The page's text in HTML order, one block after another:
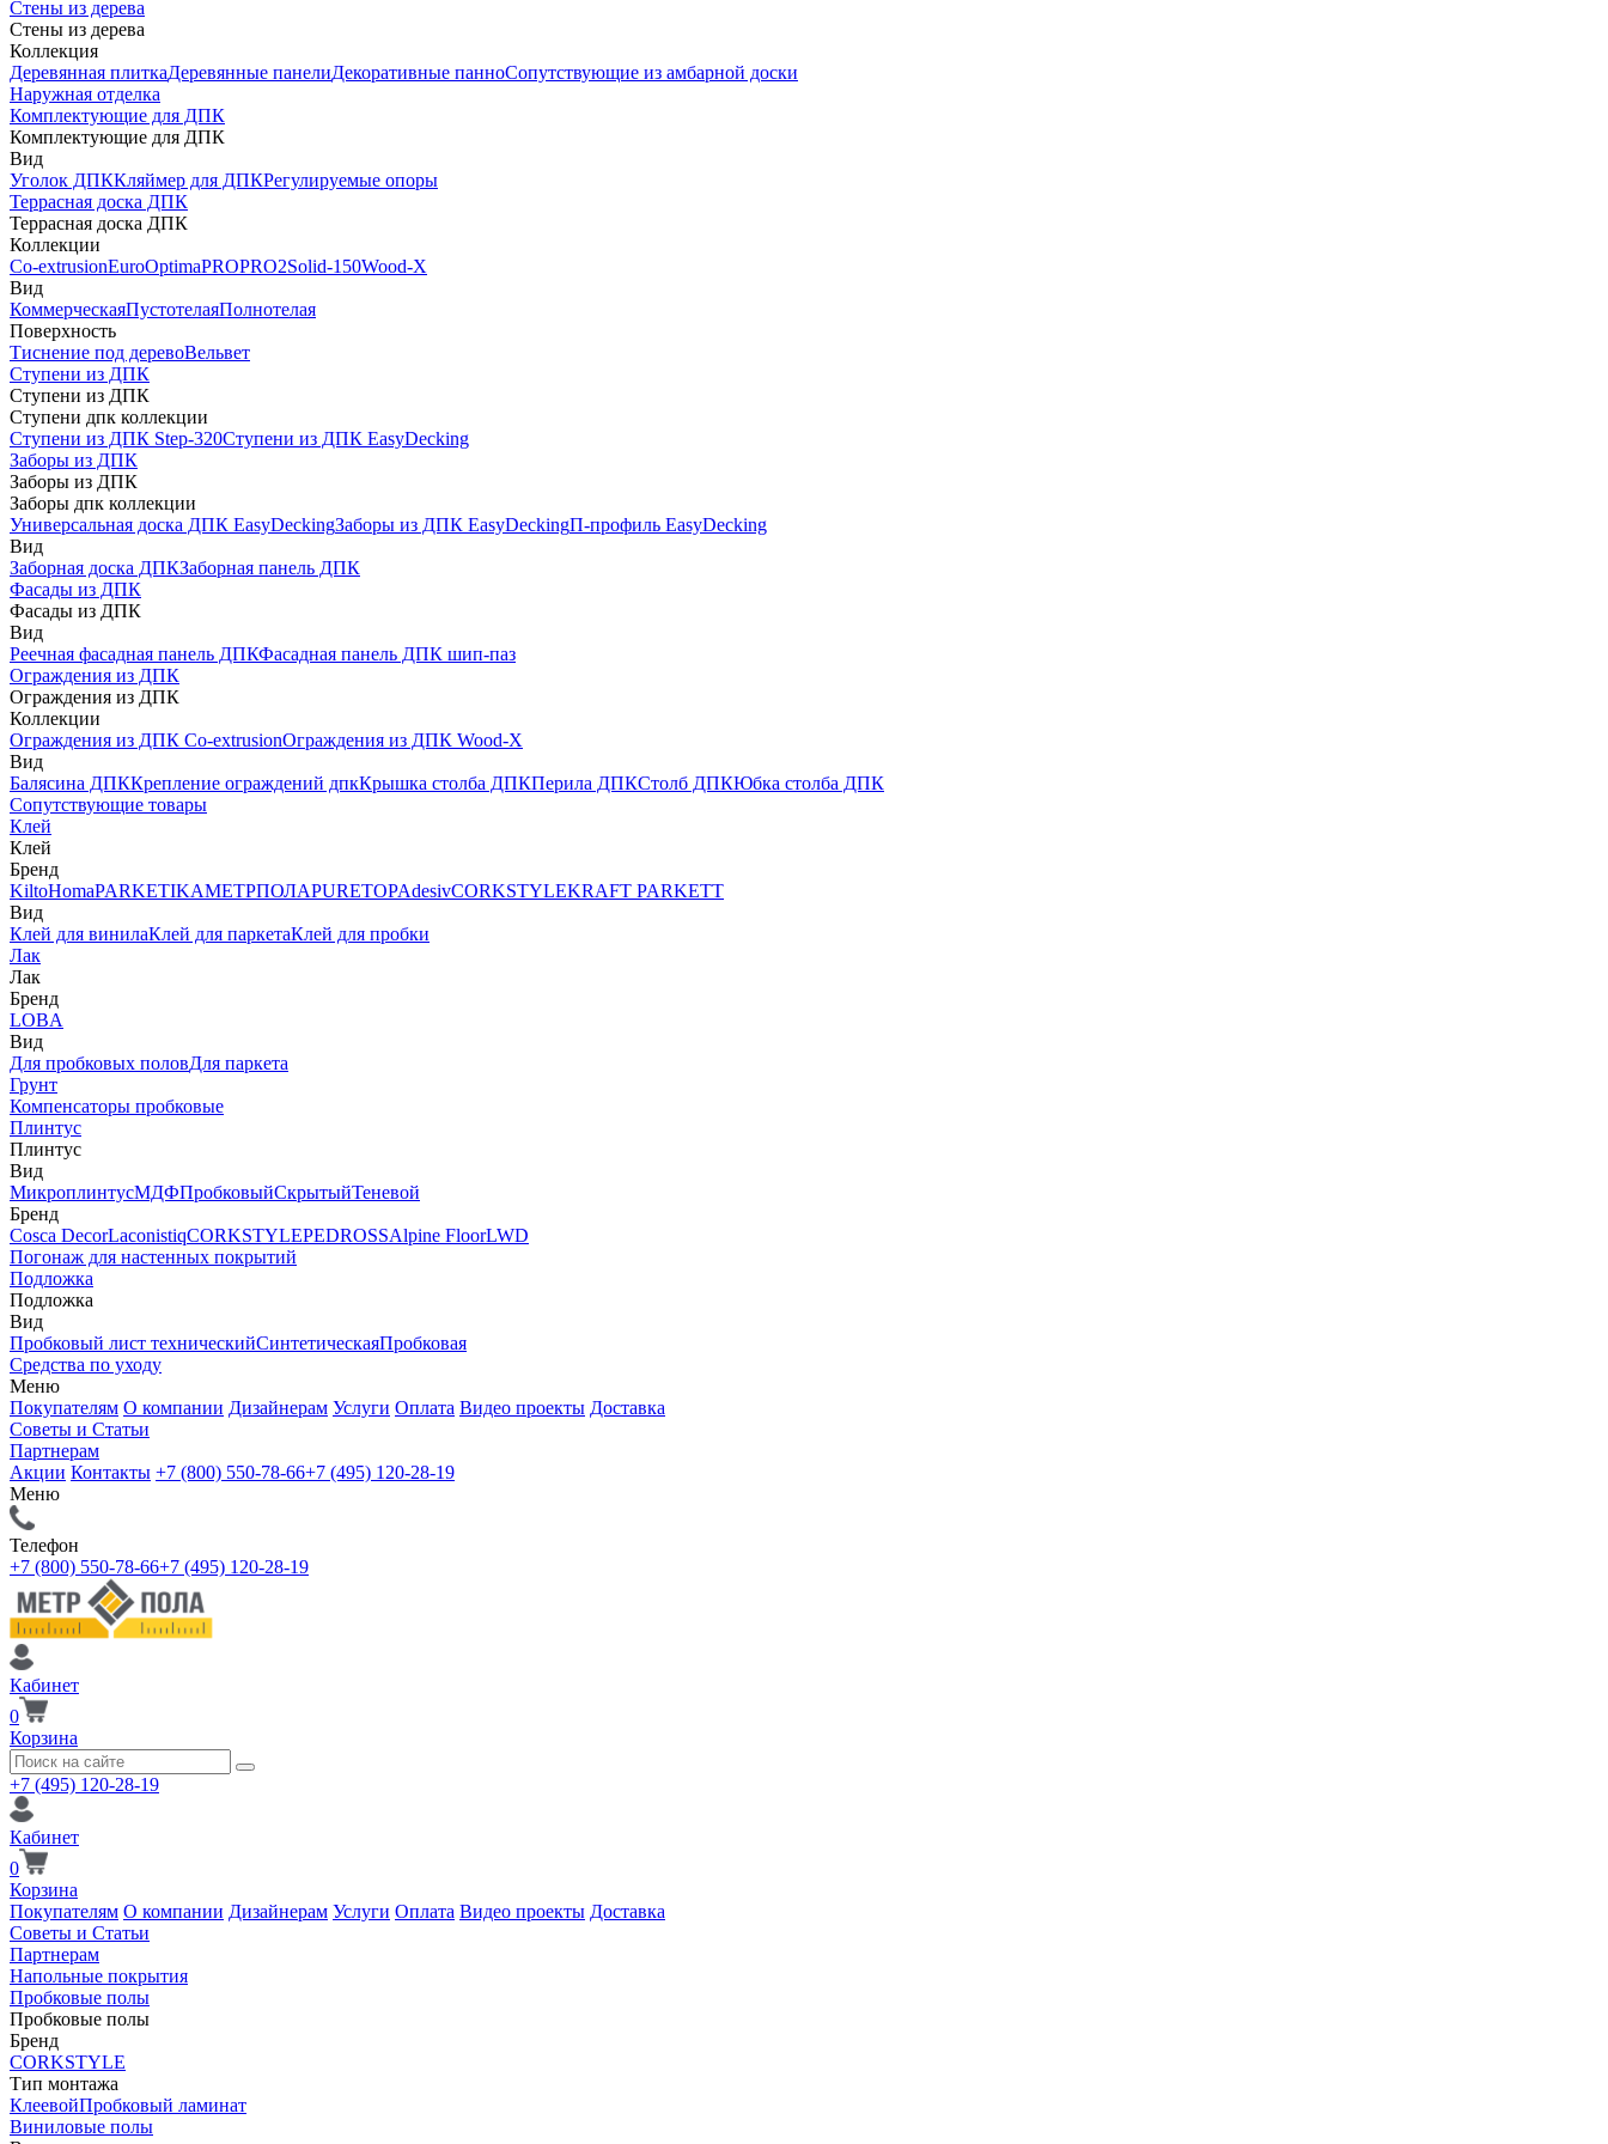
Стены из дерева
Стены из дерева
Коллекция
Деревянная плиткаДеревянные панелиДекоративные панноСопутствующие из амбарной доски
Наружная отделка
Комплектующие для ДПК
Комплектующие для ДПК
Вид
Уголок ДПККляймер для ДПКРегулируемые опоры
Террасная доска ДПК
Террасная доска ДПК
Коллекции
Co-extrusionEuroOptimaPROPRO2Solid-150Wood-X
Вид
КоммерческаяПустотелаяПолнотелая
Поверхность
Тиснение под деревоВельвет
Ступени из ДПК
Ступени из ДПК
Ступени дпк коллекции
Ступени из ДПК Step-320Ступени из ДПК EasyDecking
Заборы из ДПК
Заборы из ДПК
Заборы дпк коллекции
Универсальная доска ДПК EasyDeckingЗаборы из ДПК EasyDeckingП-профиль EasyDecking
Вид
Заборная доска ДПКЗаборная панель ДПК
Фасады из ДПК
Фасады из ДПК
Вид
Реечная фасадная панель ДПКФасадная панель ДПК шип-паз
Ограждения из ДПК
Ограждения из ДПК
Коллекции
Ограждения из ДПК Co-extrusionОграждения из ДПК Wood-X
Вид
Балясина ДПККрепление ограждений дпкКрышка столба ДПКПерила ДПКСтолб ДПКЮбка столба ДПК
Сопутствующие товары
Клей
Клей
Бренд
KiltoHomaPARKETIKAМЕТРПОЛАPURETOPAdesivCORKSTYLEKRAFT PARKETT
Вид
Клей для винилаКлей для паркетаКлей для пробки
Лак
Лак
Бренд
LOBA
Вид
Для пробковых половДля паркета
Грунт
Компенсаторы пробковые
Плинтус
Плинтус
Вид
МикроплинтусМДФПробковыйСкрытыйТеневой
Бренд
Cosca DecorLaconistiqCORKSTYLEPEDROSSAlpine FloorLWD
Погонаж для настенных покрытий
Подложка
Подложка
Вид
Пробковый лист техническийСинтетическаяПробковая
Средства по уходу
Меню
Покупателям О компании Дизайнерам Услуги Оплата Видео проекты Доставка
Советы и Статьи
Партнерам
Акции Контакты +7 (800) 550-78-66+7 (495) 120-28-19
Меню
Телефон
+7 (800) 550-78-66+7 (495) 120-28-19
Кабинет
0
Корзина
+7 (495) 120-28-19
Кабинет
0
Корзина
Покупателям О компании Дизайнерам Услуги Оплата Видео проекты Доставка
Советы и Статьи
Партнерам
Напольные покрытия
Пробковые полы
Пробковые полы
Бренд
CORKSTYLE
Тип монтажа
КлеевойПробковый ламинат
Виниловые полы